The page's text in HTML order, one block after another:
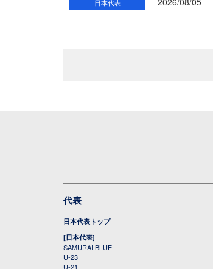
日本代表
代表
日本代表トップ
[日本代表]
SAMURAI BLUE
U-23
U-21